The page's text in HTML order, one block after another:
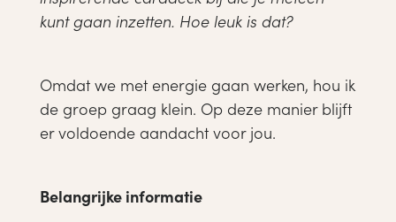
kunt gaan inzetten. Hoe leuk is dat?
Omdat we met energie gaan werken, hou ik
de groep graag klein. Op deze manier blijft
er voldoende aandacht voor jou.
Belangrijke informatie